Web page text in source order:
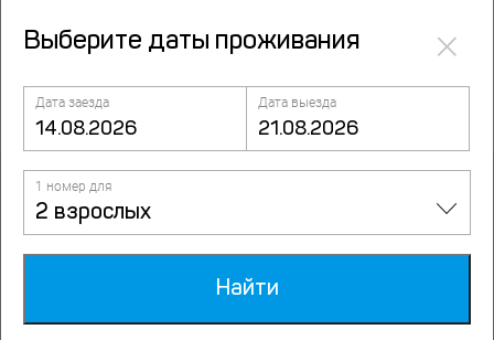
Курорты рядом
Выберите даты проживания ×
Дата заезда Дата выезда
1 номер для
2 взрослых
Найти